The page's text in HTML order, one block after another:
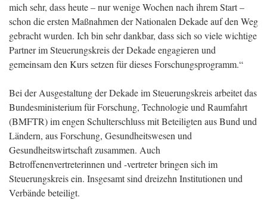
mich sehr, dass heute – nur wenige Wochen nach ihrem Start –
schon die ersten Maßnahmen der Nationalen Dekade auf den Weg
gebracht wurden. Ich bin sehr dankbar, dass sich so viele wichtige
Partner im Steuerungskreis der Dekade engagieren und
gemeinsam den Kurs setzen für dieses Forschungsprogramm.“
Bei der Ausgestaltung der Dekade im Steuerungskreis arbeitet das
Bundesministerium für Forschung, Technologie und Raumfahrt
(BMFTR) im engen Schulterschluss mit Beteiligten aus Bund und
Ländern, aus Forschung, Gesundheitswesen und
Gesundheitswirtschaft zusammen. Auch
Betroffenenvertreterinnen und -vertreter bringen sich im
Steuerungskreis ein. Insgesamt sind dreizehn Institutionen und
Verbände beteiligt.